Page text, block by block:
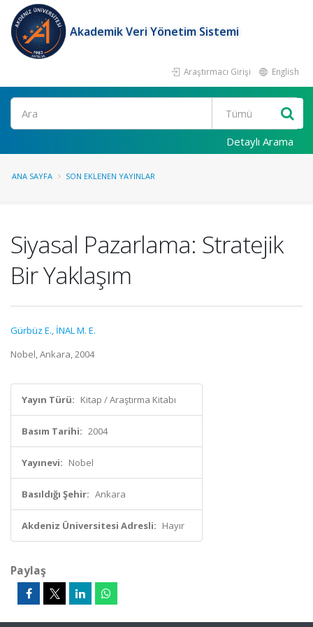
Akademik Veri Yönetim Sistemi
Araştırmacı Girişi English
Ara
Detaylı Arama
ANA SAYFA SON EKLENEN YAYINLAR
Siyasal Pazarlama: Stratejik
Bir Yaklaşım
Gürbüz E., İNAL M. E.
Nobel, Ankara, 2004
Yayın Türü: Kitap / Araştırma Kitabı
Basım Tarihi: 2004
Yayınevi: Nobel
Basıldığı Şehir: Ankara
Akdeniz Üniversitesi Adresli: Hayır
Paylaş